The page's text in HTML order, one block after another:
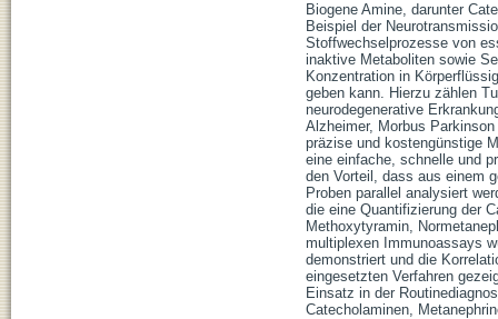
Biogene Amine, darunter
Beispiel der
Stoffwechselprozesse von
inaktive Metaboliten sowie
Konzentration in
geben kann. Hierzu zählen
neurodegenerative
Alzheimer, Morbus
präzise und kostengünstige
eine einfache, schnelle und
den Vorteil, dass aus einem
Proben parallel analysiert
die eine Quantifizierung der
Methoxytyramin,
multiplexen Immunoassays
demonstriert und die
eingesetzten Verfahren
Einsatz in der
Catecholaminen,